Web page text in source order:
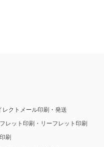
レクトメール印刷・発送
レット印刷・リーフレット印刷
刷